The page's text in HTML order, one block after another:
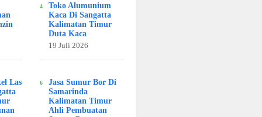
Toko Alumunium
Kaca Di Sangatta
Kalimatan Timur
Duta Kaca
19 Juli 2026
Las
Jasa Sumur Bor Di
Samarinda
Kalimatan Timur
Ahli Pembuatan